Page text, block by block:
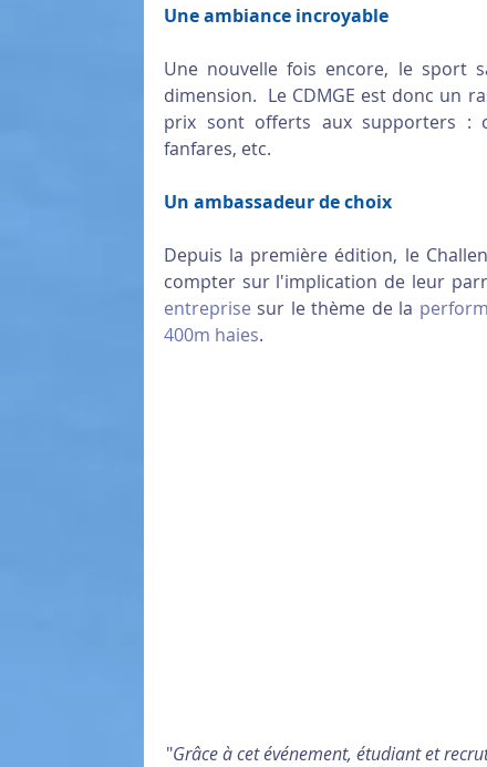
Une ambiance incroyable
Une nouvelle fois encore, le sport
dimension.  Le CDMGE est donc un
prix sont offerts aux supporters :
fanfares, etc.
Un ambassadeur de choix
Depuis la première édition, le
compter sur l'implication de leur
entreprise sur le thème de la
400m haies.
"Grâce à cet événement, étudiant et